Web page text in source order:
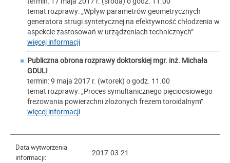
temat rozprawy: „Wpływ parametrów geometrycznych
generatora strugi syntetycznej na efektywność chłodzenia w
aspekcie zastosowań w urządzeniach technicznych”
więcej informacji
Publiczna obrona rozprawy doktorskiej mgr. inż. Michała
GDULI
termin: 9 maja 2017 r. (wtorek) o godz. 11.00
temat rozprawy: „Proces symultanicznego pięcioosiowego
frezowania powierzchni złożonych frezem toroidalnym”
więcej informacji
Data wytworzenia
informacji:
2017-03-21